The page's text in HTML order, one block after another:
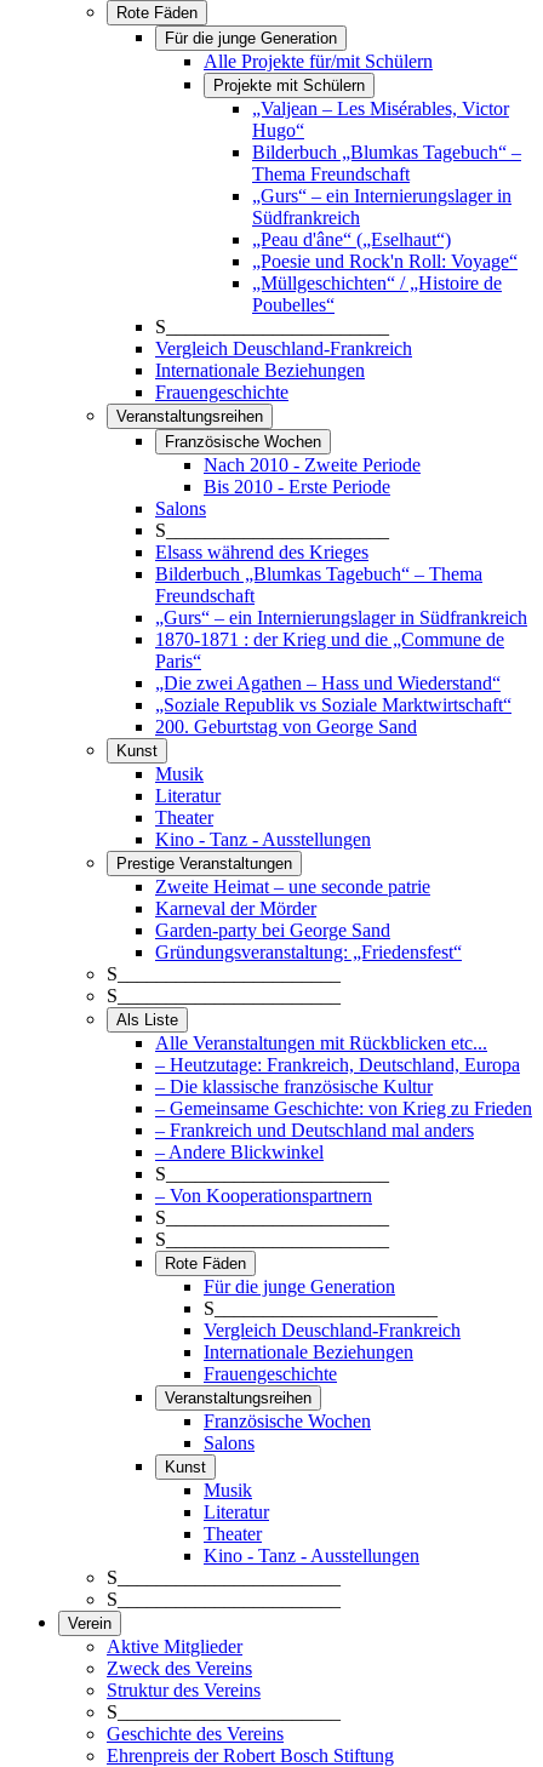
Rote Fäden
Für die junge Generation
Alle Projekte für/mit Schülern
Projekte mit Schülern
„Valjean – Les Misérables, Victor
Hugo“
Bilderbuch „Blumkas Tagebuch“ –
Thema Freundschaft
„Gurs“ – ein Internierungslager in
Südfrankreich
„Peau d'âne“ („Eselhaut“)
„Poesie und Rock'n Roll: Voyage“
„Müllgeschichten“ / „Histoire de
Poubelles“
S_______________________
Vergleich Deuschland-Frankreich
Internationale Beziehungen
Frauengeschichte
Veranstaltungsreihen
Französische Wochen
Nach 2010 - Zweite Periode
Bis 2010 - Erste Periode
Salons
S_______________________
Elsass während des Krieges
Bilderbuch „Blumkas Tagebuch“ – Thema
Freundschaft
„Gurs“ – ein Internierungslager in Südfrankreich
1870-1871 : der Krieg und die „Commune de
Paris“
„Die zwei Agathen – Hass und Wiederstand“
„Soziale Republik vs Soziale Marktwirtschaft“
200. Geburtstag von George Sand
Kunst
Musik
Literatur
Theater
Kino - Tanz - Ausstellungen
Prestige Veranstaltungen
Zweite Heimat – une seconde patrie
Karneval der Mörder
Garden-party bei George Sand
Gründungsveranstaltung: „Friedensfest“
S_______________________
S_______________________
Als Liste
Alle Veranstaltungen mit Rückblicken etc...
– Heutzutage: Frankreich, Deutschland, Europa
– Die klassische französische Kultur
– Gemeinsame Geschichte: von Krieg zu Frieden
– Frankreich und Deutschland mal anders
– Andere Blickwinkel
S_______________________
– Von Kooperationspartnern
S_______________________
S_______________________
Rote Fäden
Für die junge Generation
S_______________________
Vergleich Deuschland-Frankreich
Internationale Beziehungen
Frauengeschichte
Veranstaltungsreihen
Französische Wochen
Salons
Kunst
Musik
Literatur
Theater
Kino - Tanz - Ausstellungen
S_______________________
S_______________________
Verein
Aktive Mitglieder
Zweck des Vereins
Struktur des Vereins
S_______________________
Geschichte des Vereins
Ehrenpreis der Robert Bosch Stiftung